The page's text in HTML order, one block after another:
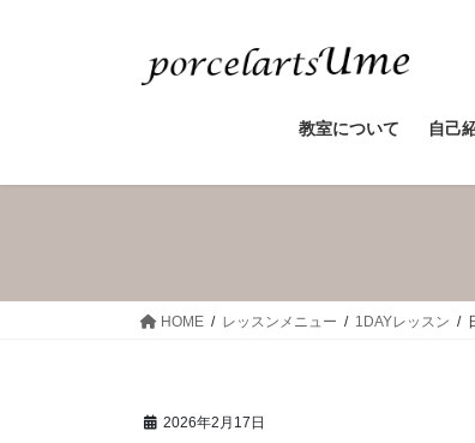
教室について 自己
HOME レッスンメニュー 1DAYレッスン
2026年2月17日